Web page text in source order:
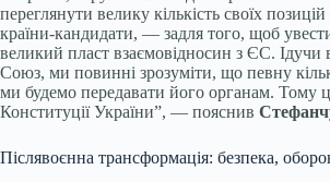
переглянути велику кількість своїх
країни-кандидати, — задля того, щоб
великий пласт взаємовідносин з ЄС. Ідучи
Союз, ми повинні зрозуміти, що певну
ми будемо передавати його органам. Тому
Конституції України”, — пояснив
Післявоєнна трансформація: безпека,